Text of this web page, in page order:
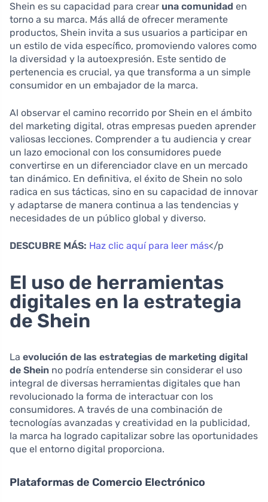
Shein es su capacidad para crear una comunidad en
torno a su marca. Más allá de ofrecer meramente
productos, Shein invita a sus usuarios a participar en
un estilo de vida específico, promoviendo valores como
la diversidad y la autoexpresión. Este sentido de
pertenencia es crucial, ya que transforma a un simple
consumidor en un embajador de la marca.
Al observar el camino recorrido por Shein en el ámbito
del marketing digital, otras empresas pueden aprender
valiosas lecciones. Comprender a tu audiencia y crear
un lazo emocional con los consumidores puede
convertirse en un diferenciador clave en un mercado
tan dinámico. En definitiva, el éxito de Shein no solo
radica en sus tácticas, sino en su capacidad de innovar
y adaptarse de manera continua a las tendencias y
necesidades de un público global y diverso.
DESCUBRE MÁS: Haz clic aquí para leer más</p
El uso de herramientas
digitales en la estrategia
de Shein
La evolución de las estrategias de marketing digital
de Shein no podría entenderse sin considerar el uso
integral de diversas herramientas digitales que han
revolucionado la forma de interactuar con los
consumidores. A través de una combinación de
tecnologías avanzadas y creatividad en la publicidad,
la marca ha logrado capitalizar sobre las oportunidades
que el entorno digital proporciona.
Plataformas de Comercio Electrónico